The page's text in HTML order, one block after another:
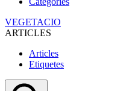
VEGETACIO
ARTICLES
Articles
Etiquetes